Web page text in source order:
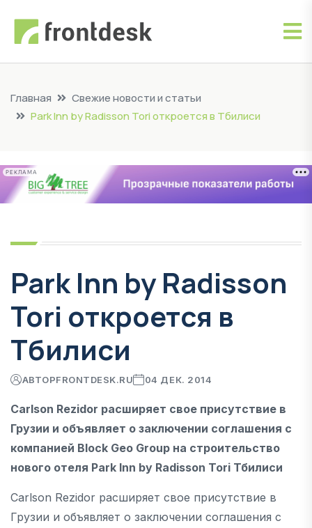
Главная
Свежие новости и статьи
Park Inn by Radisson Tori откроется в Тбилиси
РЕКЛАМА
Park Inn by Radisson
Tori откроется в
Тбилиси
АВТОРFRONTDESK.RU 04 ДЕК. 2014
Carlson Rezidor расширяет свое присутствие в
Грузии и объявляет о заключении соглашения с
компанией Block Geo Group на строительство
нового отеля Park Inn by Radisson Tori Тбилиси
Carlson Rezidor расширяет свое присутствие в
Грузии и объявляет о заключении соглашения с